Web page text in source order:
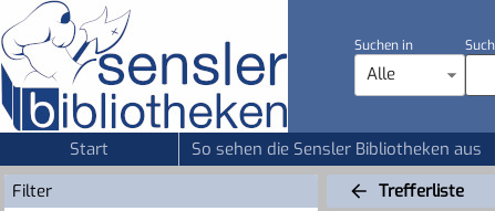
Suchen in
Alle
Start So sehen die Sensler Bibliotheken aus
Filter
Trefferliste